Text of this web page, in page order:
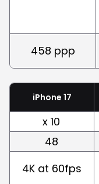
458 ppp
iPhone 17
x 10
48
4K at 60fps